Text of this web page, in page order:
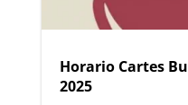
Horario Cartes
2025